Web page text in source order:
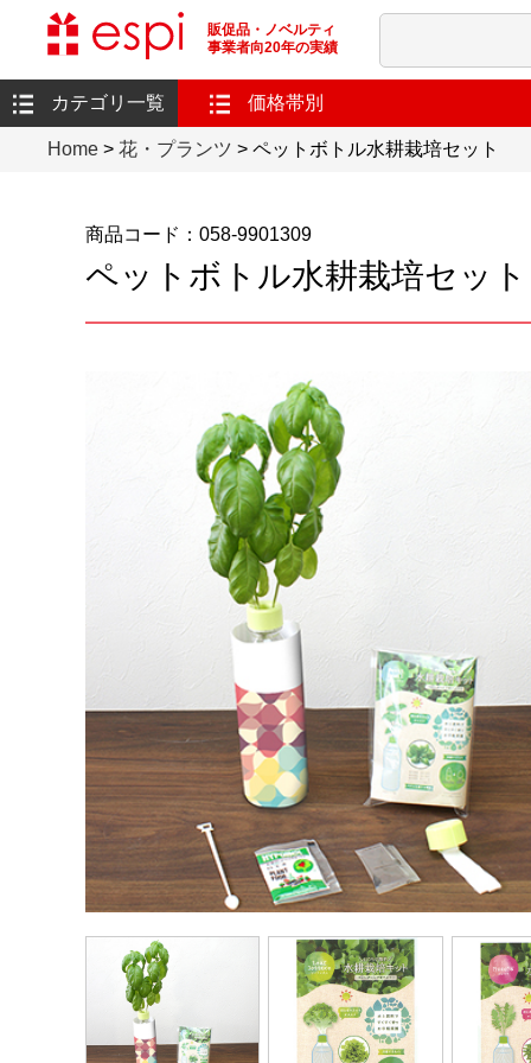
販促品・ノベルティ
事業者向20年の実績
カテゴリ一覧 価格帯別
Home >花・プランツ > ペットボトル水耕栽培セット
商品コード：058-9901309
ペットボトル水耕栽培セット